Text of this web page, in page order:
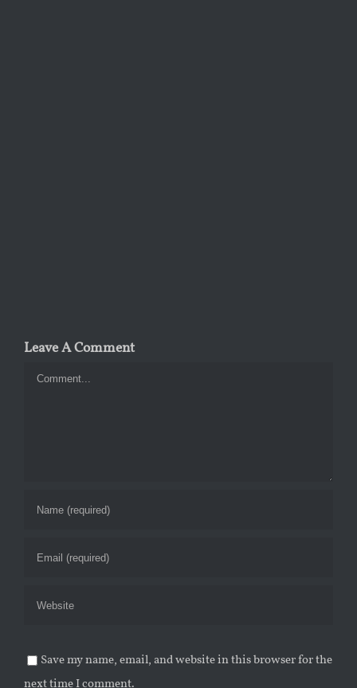
Leave A Comment
Comment
Save my name, email, and website in this browser for the